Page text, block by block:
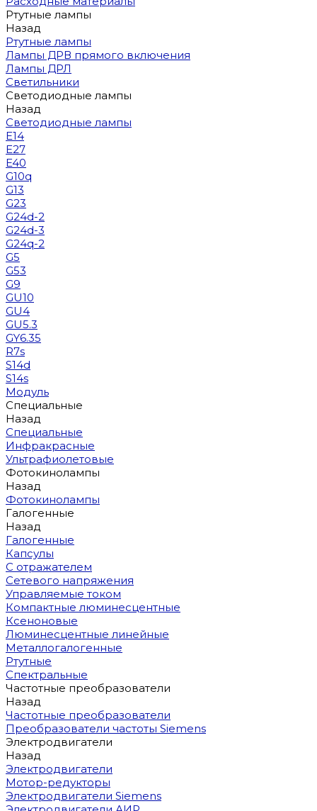
Ртутные лампы
Назад
Ртутные лампы
Лампы ДРВ прямого включения
Лампы ДРЛ
Светильники
Светодиодные лампы
Назад
Светодиодные лампы
E14
E27
E40
G10q
G13
G23
G24d-2
G24d-3
G24q-2
G5
G53
G9
GU10
GU4
GU5.3
GY6.35
R7s
S14d
S14s
Модуль
Специальные
Назад
Специальные
Инфракрасные
Ультрафиолетовые
Фотокинолампы
Назад
Фотокинолампы
Галогенные
Назад
Галогенные
Капсулы
С отражателем
Сетевого напряжения
Управляемые током
Компактные люминесцентные
Ксеноновые
Люминесцентные линейные
Металлогалогенные
Ртутные
Спектральные
Частотные преобразователи
Назад
Частотные преобразователи
Преобразователи частоты Siemens
Электродвигатели
Назад
Электродвигатели
Мотор-редукторы
Электродвигатели Siemens